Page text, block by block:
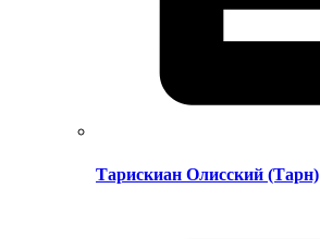
Тарискиан Олисский (Тарн)